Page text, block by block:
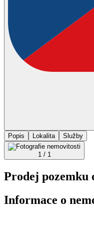
Popis Lokalita Služby
1 / 1
Prodej pozemku
Informace o